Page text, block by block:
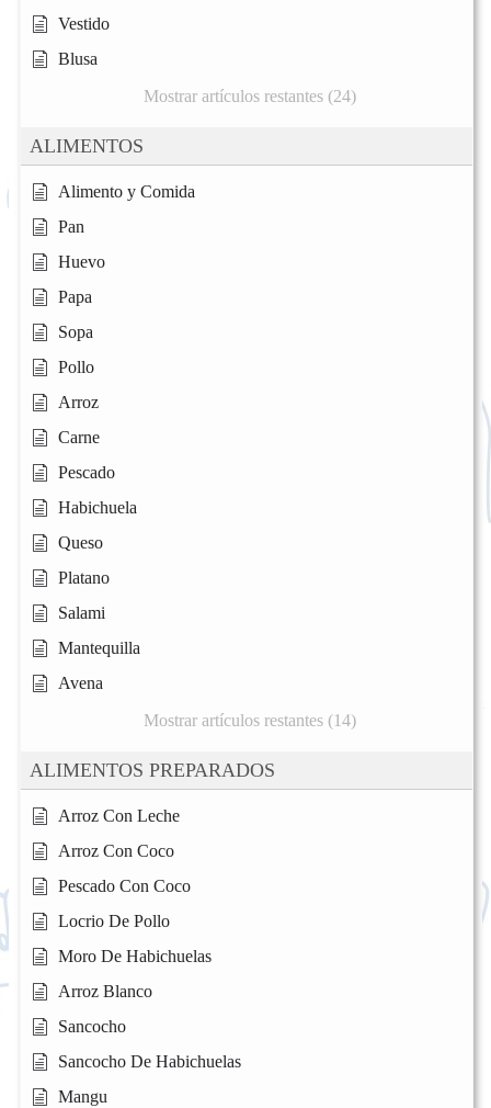
Vestido
Blusa
Mostrar artículos restantes (24)
ALIMENTOS
Alimento y Comida
Pan
Huevo
Papa
Sopa
Pollo
Arroz
Carne
Pescado
Habichuela
Queso
Platano
Salami
Mantequilla
Avena
Mostrar artículos restantes (14)
ALIMENTOS PREPARADOS
Arroz Con Leche
Arroz Con Coco
Pescado Con Coco
Locrio De Pollo
Moro De Habichuelas
Arroz Blanco
Sancocho
Sancocho De Habichuelas
Mangu